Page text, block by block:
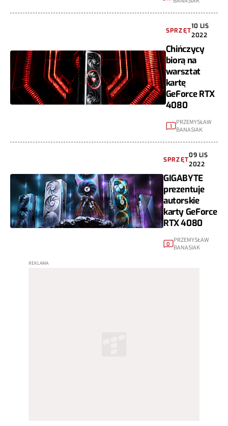
SPRZĘT
10 LIS
2022
Chińczycy
biorą na
warsztat
kartę
GeForce RTX
4080
1
PRZEMYSŁAW
BANASIAK
SPRZĘT
09 LIS
2022
GIGABYTE
prezentuje
autorskie
karty GeForce
RTX 4080
0
PRZEMYSŁAW
BANASIAK